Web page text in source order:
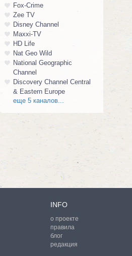
Fox-Crime
Zee TV
Disney Channel
Maxxi-TV
HD Life
Nat Geo Wild
National Geographic
Channel
Discovery Channel Central
& Eastern Europe
еще 5 каналов...
INFO
о проекте
правила
блог
редакция